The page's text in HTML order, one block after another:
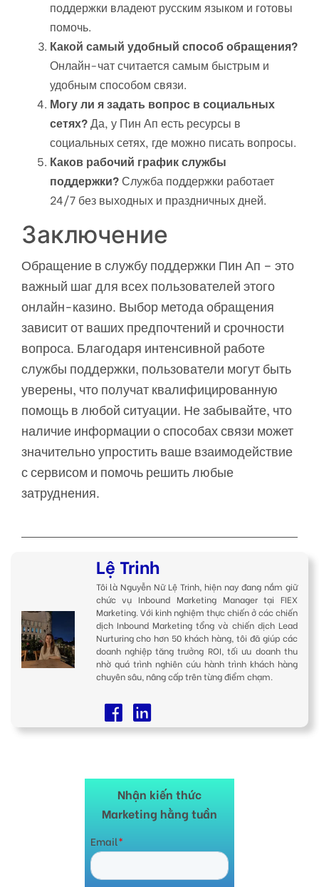
поддержки владеют русским языком и готовы
помочь.
Какой самый удобный способ обращения?
Онлайн-чат считается самым быстрым и
удобным способом связи.
Могу ли я задать вопрос в социальных
сетях?Да, у Пин Ап есть ресурсы в
социальных сетях, где можно писать вопросы.
Каков рабочий график службы
поддержки?Служба поддержки работает
24/7 без выходных и праздничных дней.
Заключение
Обращение в службу поддержки Пин Ап – это
важный шаг для всех пользователей этого
онлайн-казино. Выбор метода обращения
зависит от ваших предпочтений и срочности
вопроса. Благодаря интенсивной работе
службы поддержки, пользователи могут быть
уверены, что получат квалифицированную
помощь в любой ситуации. Не забывайте, что
наличие информации о способах связи может
значительно упростить ваше взаимодействие
с сервисом и помочь решить любые
затруднения.
Lệ Trinh
Tôi là Nguyễn Nữ Lệ Trinh, hiện nay đang nắm giữ
chức vụ Inbound Marketing Manager tại FIEX
Marketing. Với kinh nghiệm thực chiến ở các chiến
dịch Inbound Marketing tổng và chiến dịch Lead
Nurturing cho hơn 50 khách hàng, tôi đã giúp các
doanh nghiệp tăng trưởng ROI, tối ưu doanh thu
nhờ quá trình nghiên cứu hành trình khách hàng
chuyên sâu, nâng cấp trên từng điểm chạm.
Nhận kiến thức
Marketing hằng tuần